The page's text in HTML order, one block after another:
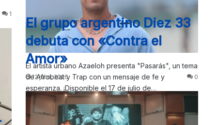
El artista urbano Azaeloh presenta "Pasarás", un tema
de Afrobeat y Trap con un mensaje de fe y
esperanza. ¡Disponible el 17 de julio de…
1
El grupo argentino Diez 33
debuta con «Contra el
Amor»
12 julio, 2026 0